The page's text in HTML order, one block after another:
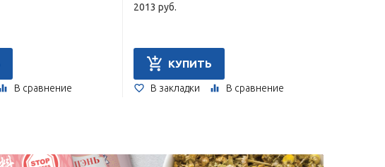
В сравнение
2013 руб.
КУПИТЬ
В закладки В сравнение